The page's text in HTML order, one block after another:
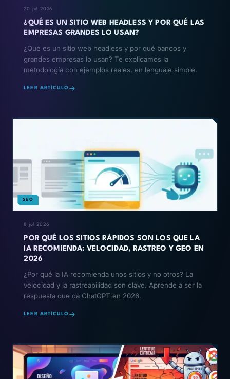
20 jul 2026
¿QUÉ ES UN SITIO WEB HEADLESS Y POR QUÉ LAS
EMPRESAS GRANDES LO USAN?
¿Qué es un sitio web headless y por qué bancos y
grandes empresas lo usan? Te explicamos la
metodología con ejemplos reales, en lenguaje simple.
LEER ARTÍCULO
SEO
8 jul 2026
POR QUÉ LOS SITIOS RÁPIDOS SON LOS QUE LA
IA RECOMIENDA: VELOCIDAD, RASTREO Y GEO EN
2026
¿Por qué la IA recomienda unos sitios y no otros? La
velocidad y la rastreabilidad son clave. Aprende a ser la
respuesta que da ChatGPT en 2026.
LEER ARTÍCULO